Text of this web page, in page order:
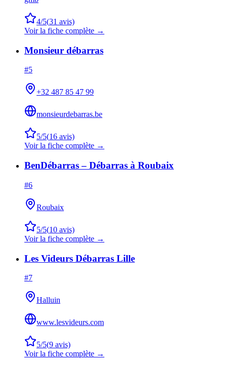
4/5(31 avis)
Voir la fiche complète →
Monsieur débarras
#5
+32 487 85 47 99
monsieurdebarras.be
5/5(16 avis)
Voir la fiche complète →
BenDébarras – Débarras à Roubaix
#6
Roubaix
5/5(10 avis)
Voir la fiche complète →
Les Videurs Débarras Lille
#7
Halluin
www.lesvideurs.com
5/5(9 avis)
Voir la fiche complète →